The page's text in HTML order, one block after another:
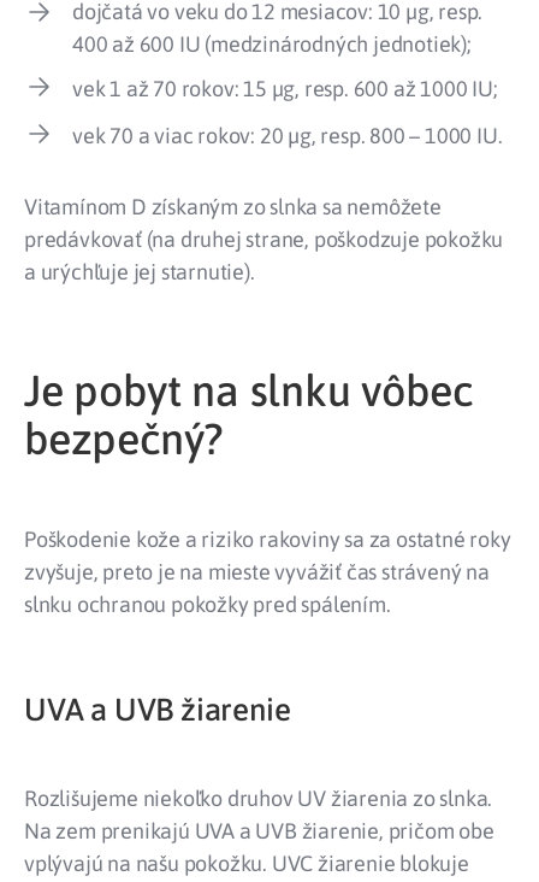
dojčatá vo veku do 12 mesiacov: 10 µg, resp.
400 až 600 IU (medzinárodných jednotiek);
vek 1 až 70 rokov: 15 µg, resp. 600 až 1000 IU;
vek 70 a viac rokov: 20 µg, resp. 800 – 1000 IU.
Vitamínom D získaným zo slnka sa nemôžete
predávkovať (na druhej strane, poškodzuje pokožku
a urýchľuje jej starnutie).
Je pobyt na slnku vôbec
bezpečný?
Poškodenie kože a riziko rakoviny sa za ostatné roky
zvyšuje, preto je na mieste vyvážiť čas strávený na
slnku ochranou pokožky pred spálením.
UVA a UVB žiarenie
Rozlišujeme niekoľko druhov UV žiarenia zo slnka.
Na zem prenikajú UVA a UVB žiarenie, pričom obe
vplývajú na našu pokožku. UVC žiarenie blokuje